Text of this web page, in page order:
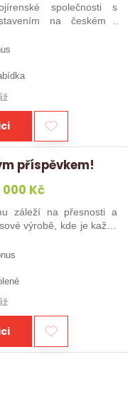
společnosti s
na českém i
příspěvkem!
Kč
záleží na přesnosti a
výrobě, kde je každý
s broušením na